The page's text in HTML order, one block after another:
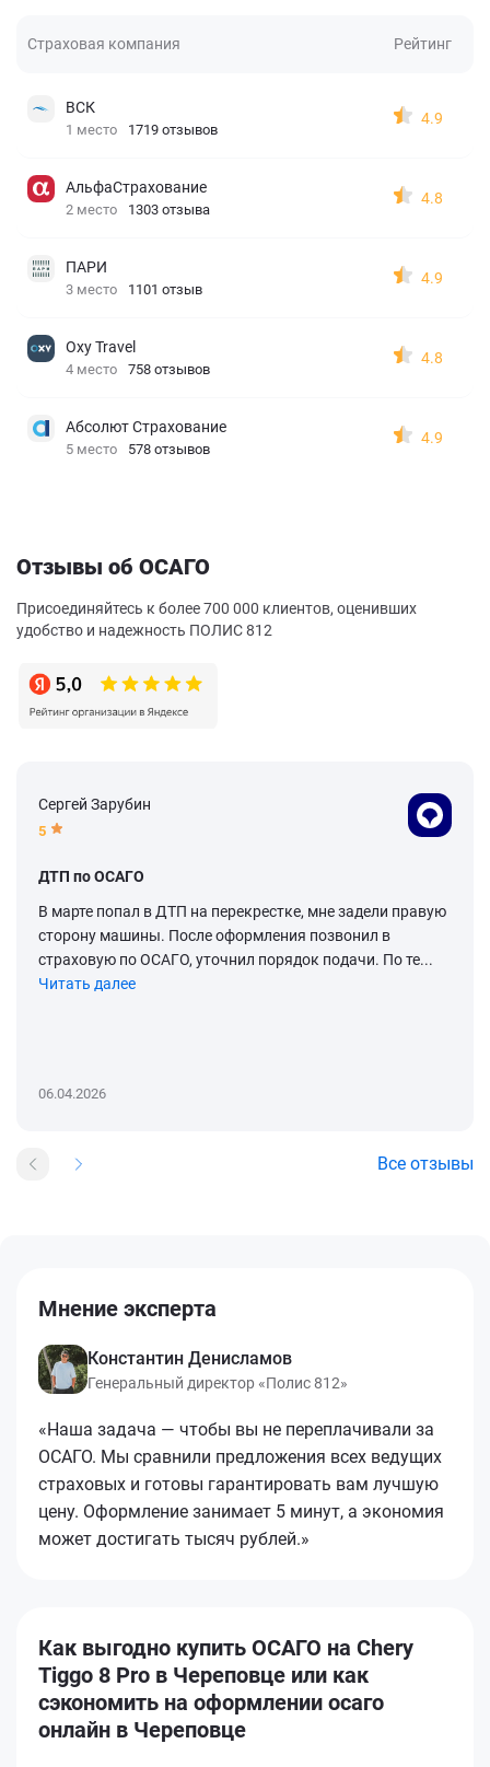
Страховая компания Рейтинг
ВСК
1 место 1719 отзывов
4.9
АльфаСтрахование
2 место 1303 отзыва
4.8
ПАРИ
3 место 1101 отзыв
4.9
Oxy Travel
4 место 758 отзывов
4.8
Абсолют Страхование
5 место 578 отзывов
4.9
Отзывы об ОСАГО
Присоединяйтесь к более 700 000 клиентов, оценивших
удобство и надежность ПОЛИС 812
Сергей Зарубин
5
ДТП по ОСАГО
В марте попал в ДТП на перекрестке, мне задели правую
сторону машины. После оформления позвонил в
страховую по ОСАГО, уточнил порядок подачи. По те...
Читать далее
06.04.2026
Все отзывы
Мнение эксперта
Константин Денисламов
Генеральный директор «Полис 812»
«Наша задача — чтобы вы не переплачивали за
ОСАГО. Мы сравнили предложения всех ведущих
страховых и готовы гарантировать вам лучшую
цену. Оформление занимает 5 минут, а экономия
может достигать тысяч рублей.»
Как выгодно купить ОСАГО на Chery
Tiggo 8 Pro в Череповце или как
сэкономить на оформлении осаго
онлайн в Череповце